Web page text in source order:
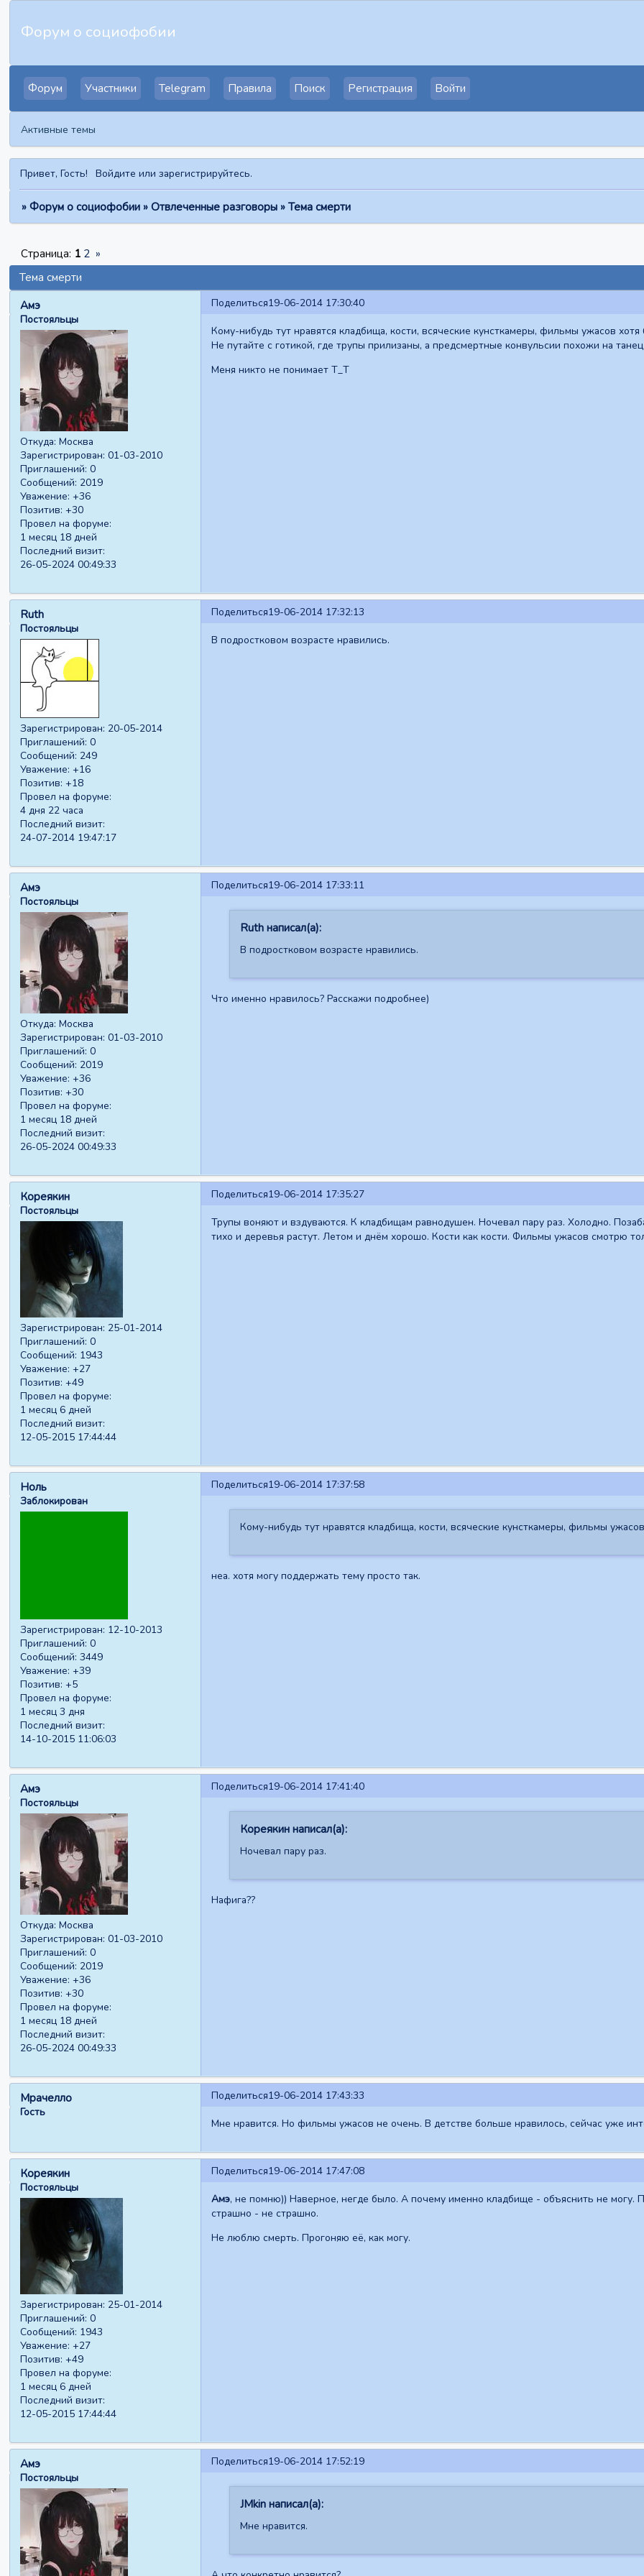
Форум о социофобии
Форум Участники Telegram Правила Поиск Регистрация Войти
Активные темы
Привет, Гость! Войдите илизарегистрируйтесь.
» Форум о социофобии » Отвлеченные разговоры » Тема смерти
Тема смерти
Страница: 1 2 »
Поделиться19-06-2014 17:30:40
Амэ
Постояльцы
Откуда: Москва
Зарегистрирован: 01-03-2010
Приглашений: 0
Сообщений: 2019
Уважение: +36
Позитив: +30
Провел на форуме:
1 месяц 18 дней
Последний визит:
26-05-2024 00:49:33
Кому-нибудь тут нравятся кладбища, кости, всяческие кунсткамеры, фильмы ужасов
Не путайте с готикой, где трупы прилизаны, а предсмертные конвульсии похожи на
Меня никто не понимает Т_Т
Поделиться19-06-2014 17:32:13
Ruth
Постояльцы
Зарегистрирован: 20-05-2014
Приглашений: 0
Сообщений: 249
Уважение: +16
Позитив: +18
Провел на форуме:
4 дня 22 часа
Последний визит:
24-07-2014 19:47:17
В подростковом возрасте нравились.
Поделиться19-06-2014 17:33:11
Амэ
Постояльцы
Откуда: Москва
Зарегистрирован: 01-03-2010
Приглашений: 0
Сообщений: 2019
Уважение: +36
Позитив: +30
Провел на форуме:
1 месяц 18 дней
Последний визит:
26-05-2024 00:49:33
Ruth написал(а):
В подростковом возрасте нравились.
Что именно нравилось? Расскажи подробнее)
Поделиться19-06-2014 17:35:27
Кореякин
Постояльцы
Зарегистрирован: 25-01-2014
Приглашений: 0
Сообщений: 1943
Уважение: +27
Позитив: +49
Провел на форуме:
1 месяц 6 дней
Последний визит:
12-05-2015 17:44:44
Трупы воняют и вздуваются. К кладбищам равнодушен. Ночевал пару раз. Холодно.
тихо и деревья растут. Летом и днём хорошо. Кости как кости. Фильмы ужасов смотрю
Поделиться19-06-2014 17:37:58
Ноль
Заблокирован
Зарегистрирован: 12-10-2013
Приглашений: 0
Сообщений: 3449
Уважение: +39
Позитив: +5
Провел на форуме:
1 месяц 3 дня
Последний визит:
14-10-2015 11:06:03
Кому-нибудь тут нравятся кладбища, кости, всяческие кунсткамеры, фильмы
неа. хотя могу поддержать тему просто так.
Поделиться19-06-2014 17:41:40
Амэ
Постояльцы
Откуда: Москва
Зарегистрирован: 01-03-2010
Приглашений: 0
Сообщений: 2019
Уважение: +36
Позитив: +30
Провел на форуме:
1 месяц 18 дней
Последний визит:
26-05-2024 00:49:33
Кореякин написал(а):
Ночевал пару раз.
Нафига??
Поделиться19-06-2014 17:43:33
Мрачелло
Гость
Мне нравится. Но фильмы ужасов не очень. В детстве больше нравилось, сейчас уже
Поделиться19-06-2014 17:47:08
Кореякин
Постояльцы
Зарегистрирован: 25-01-2014
Приглашений: 0
Сообщений: 1943
Уважение: +27
Позитив: +49
Провел на форуме:
1 месяц 6 дней
Последний визит:
12-05-2015 17:44:44
Амэ, не помню)) Наверное, негде было. А почему именно кладбище - объяснить не могу.
страшно - не страшно.
Не люблю смерть. Прогоняю её, как могу.
Поделиться19-06-2014 17:52:19
Амэ
Постояльцы
JMkin написал(а):
Мне нравится.